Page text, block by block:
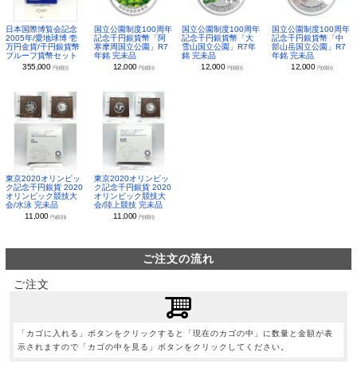
日本国際博覧会記念
2005年/愛地球博 壱
万円金貨/千円銀貨幣
プルーフ貨幣セット
355,000 円(税別)
国立公園制度100周年
記念千円銀貨幣「阿
寒摩周国立公園」R7
年銘 完未品
12,000 円(税別)
国立公園制度100周年
記念千円銀貨幣「大
雪山国立公園」R7年
銘 完未品
12,000 円(税別)
国立公園制度100周年
記念千円銀貨幣「中
部山岳国立公園」R7
年銘 完未品
12,000 円(税別)
東京2020オリンピッ
ク記念千円銀貨 2020
オリンピック競技大
会/水泳 完未品
11,000円(税別)
東京2020オリンピッ
ク記念千円銀貨 2020
オリンピック競技大
会/陸上競技 完未品
11,000 円(税別)
ご注文の流れ
ご注文
「カゴに入れる」ボタンをクリックすると「現在のカゴの中」に数量と金額が表
示されますので「カゴの中を見る」ボタンをクリックしてください。